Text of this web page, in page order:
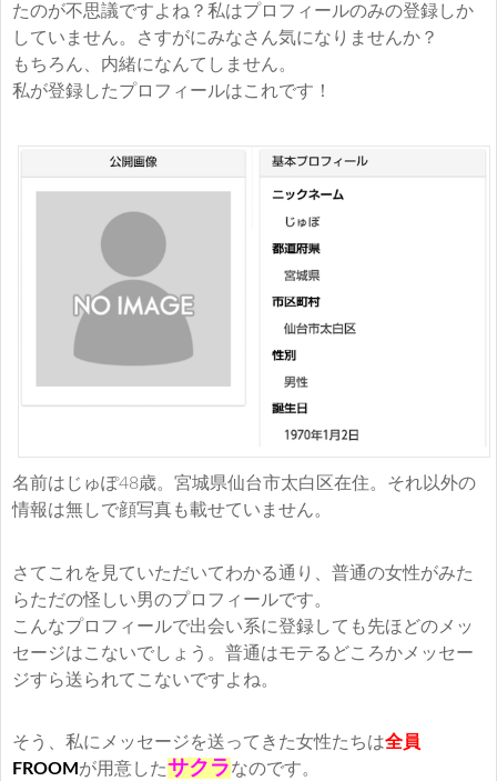
たのが不思議ですよね？私はプロフィールのみの登録しか
していません。さすがにみなさん気になりませんか？
もちろん、内緒になんてしません。
私が登録したプロフィールはこれです！
名前はじゅぽ48歳。宮城県仙台市太白区在住。それ以外の
情報は無しで顔写真も載せていません。
さてこれを見ていただいてわかる通り、普通の女性がみた
らただの怪しい男のプロフィールです。
こんなプロフィールで出会い系に登録しても先ほどのメッ
セージはこないでしょう。普通はモテるどころかメッセー
ジすら送られてこないですよね。
そう、私にメッセージを送ってきた女性たちは全員
FROOM が用意したサクラなのです。